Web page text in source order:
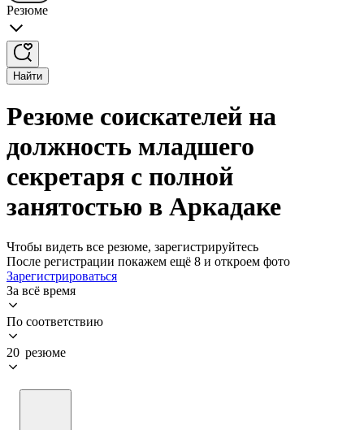
Резюме
Найти
Резюме соискателей на
должность младшего
секретаря с полной
занятостью в Аркадаке
Чтобы видеть все резюме, зарегистрируйтесь
После регистрации покажем ещё 8 и откроем фото
Зарегистрироваться
За всё время
По соответствию
20 резюме